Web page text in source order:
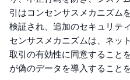
引はコンセンサスメカニズム
検証され、追加のセキュリテ
センサスメカニズムは、ネッ
取引の有効性に同意すること
が偽のデータを導入すること